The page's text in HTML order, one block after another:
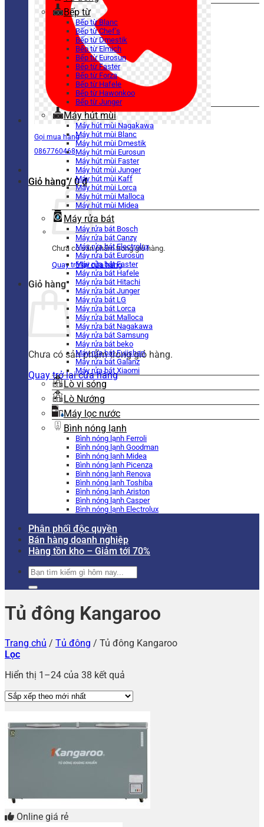
Gọi mua hàng
0867760468
Giỏ hàng / 0₫
Chưa có sản phẩm trong giỏ hàng.
Quay trở lại cửa hàng
Giỏ hàng
Chưa có sản phẩm trong giỏ hàng.
Quay trở lại cửa hàng
Bếp từ
Bếp từ Blanc
Bếp từ Chef’s
Bếp từ Dmestik
Bếp từ Elmich
Bếp từ Eurosun
Bếp từ Faster
Bếp từ Forza
Bếp từ Hafele
Bếp từ Hawonkoo
Bếp từ Junger
Máy hút mùi
Máy hút mùi Nagakawa
Máy hút mùi Blanc
Máy hút mùi Dmestik
Máy hút mùi Eurosun
Máy hút mùi Faster
Máy hút mùi Junger
Máy hút mùi Kaff
Máy hút mùi Lorca
Máy hút mùi Malloca
Máy hút mùi Midea
Máy rửa bát
Máy rửa bát Bosch
Máy rửa bát Canzy
Máy rửa bát Electrolux
Máy rửa bát Eurosun
Máy rửa bát Faster
Máy rửa bát Hafele
Máy rửa bát Hitachi
Máy rửa bát Junger
Máy rửa bát LG
Máy rửa bát Lorca
Máy rửa bát Malloca
Máy rửa bát Nagakawa
Máy rửa bát Samsung
Máy rửa bát beko
Máy rửa bát Fujishan
Máy rửa bát Galanz
Máy rửa bát Xiaomi
Lò vi sóng
Lò Nướng
Máy lọc nước
Bình nóng lạnh
Bình nóng lạnh Ferroli
Bình nóng lạnh Goodman
Bình nóng lạnh Midea
Bình nóng lạnh Picenza
Bình nóng lạnh Renova
Bình nóng lạnh Toshiba
Bình nóng lạnh Ariston
Bình nóng lạnh Casper
Bình nóng lạnh Electrolux
Phân phối độc quyền
Bán hàng doanh nghiệp
Hàng tồn kho – Giảm tới 70%
Tìm
kiếm:
Tủ đông Kangaroo
Trang chủ / Tủ đông / Tủ đông Kangaroo
Lọc
Hiển thị 1–24 của 38 kết quả
Online giá rẻ